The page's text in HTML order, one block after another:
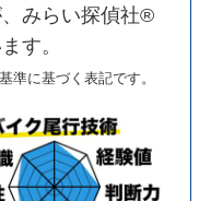
みらい探偵社®︎
す。
準に基づく表記です。